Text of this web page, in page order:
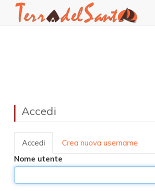
User
Main
Accedi
Primary
tabs
Accedi Crea nuova username
Nome utente